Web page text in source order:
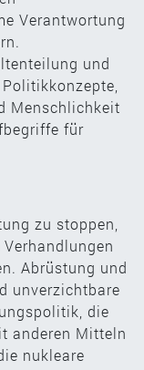
Verantwortung
und
Menschlichkeit
für
zu stoppen,
Abrüstung und
unverzichtbare
die
anderen Mitteln
nukleare